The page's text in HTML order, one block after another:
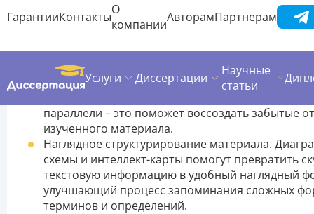
В чем преимущества использования интеллект-
диграмм?
Задействование нескольких типов мышления:
визуального, ассоциативного и вербального.
сложно запомнить, достаточно представить
параллели – это поможет воссоздать забытые
изученного материала.
Наглядное структурирование материала.
схемы и интеллект-карты помогут превратить
текстовую информацию в удобный наглядный
улучшающий процесс запоминания сложных
терминов и определений.